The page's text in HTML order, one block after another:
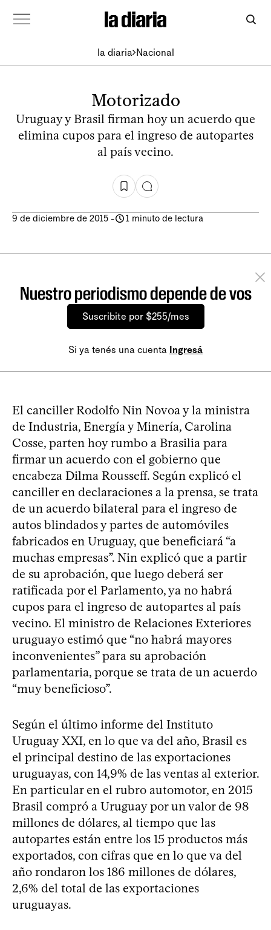
la diaria Nacional
Motorizado
Uruguay y Brasil firman hoy un acuerdo que
elimina cupos para el ingreso de autopartes
al país vecino.
9 de diciembre de 2015 - 1 minuto de lectura
Nuestro periodismo depende de vos
Suscribite por $255/mes
Si ya tenés una cuenta Ingresá
El canciller Rodolfo Nin Novoa y la ministra
de Industria, Energía y Minería, Carolina
Cosse, parten hoy rumbo a Brasilia para
firmar un acuerdo con el gobierno que
encabeza Dilma Rousseff. Según explicó el
canciller en declaraciones a la prensa, se trata
de un acuerdo bilateral para el ingreso de
autos blindados y partes de automóviles
fabricados en Uruguay, que beneficiará “a
muchas empresas”. Nin explicó que a partir
de su aprobación, que luego deberá ser
ratificada por el Parlamento, ya no habrá
cupos para el ingreso de autopartes al país
vecino. El ministro de Relaciones Exteriores
uruguayo estimó que “no habrá mayores
inconvenientes” para su aprobación
parlamentaria, porque se trata de un acuerdo
“muy beneficioso”.
Según el último informe del Instituto
Uruguay XXI, en lo que va del año, Brasil es
el principal destino de las exportaciones
uruguayas, con 14,9% de las ventas al exterior.
En particular en el rubro automotor, en 2015
Brasil compró a Uruguay por un valor de 98
millones de dólares, al tiempo que las
autopartes están entre los 15 productos más
exportados, con cifras que en lo que va del
año rondaron los 186 millones de dólares,
2,6% del total de las exportaciones
uruguayas.